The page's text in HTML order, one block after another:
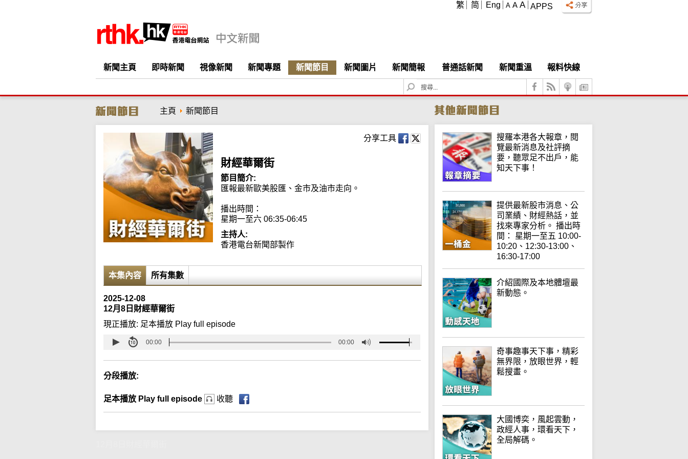
APPS
A A A
繁 简 Eng
新聞主頁 即時新聞 視像新聞 新聞專題 新聞節目 新聞圖片 新聞簡報 普通話新聞 新聞重溫
報料快線
S
e
c
h
主頁 新聞節目
分享工具
財經華爾街
節目簡介:
匯報最新歐美股匯、金市及油市走向。
播出時間：
星期一至六 06:35-06:45
主持人:
香港電台新聞部製作
本集內容 所有集數
2025-12-08
12月8日財經華爾街
現正播放: 足本播放 Play full episode
00:00 00:00
分段播放:
足本播放 Play full episode 收聽
搜羅本港各大報章，閱
覽最新消息及社評摘
要，聽眾足不出戶，能
知天下事！
提供最新股市消息、公
司業績、財經熱話，並
找來專家分析。 播出時
間： 星期一至五 10:00-
10:20、12:30-13:00、
16:30-17:00
介紹國際及本地體壇最
新動態。
奇事趣事天下事，精彩
無界限，放眼世界，輕
鬆搜畫。
大國博奕，風起雲動，
政經人事，環看天下，
全局解碼。